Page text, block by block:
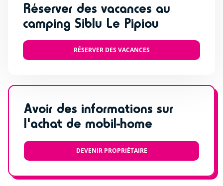
Réserver des vacances au
camping Siblu Le Pipiou
RÉSERVER DES VACANCES
Avoir des informations sur
l'achat de mobil-home
DEVENIR PROPRIÉTAIRE